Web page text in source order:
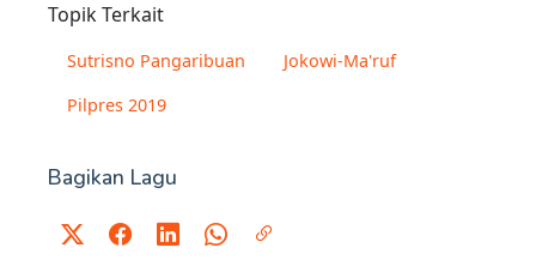
Topik Terkait
Sutrisno Pangaribuan
Jokowi-Ma'ruf
Pilpres 2019
Bagikan Lagu